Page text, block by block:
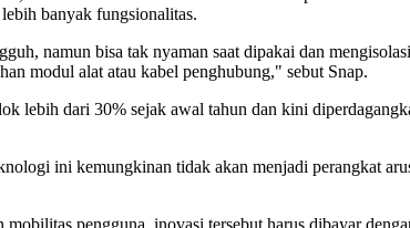
banyak fungsionalitas.
namun bisa tak nyaman saat dipakai dan
modul alat atau kabel penghubung," sebut Snap.
lebih dari 30% sejak awal tahun dan kini
ini kemungkinan tidak akan menjadi perangkat
pengguna, inovasi tersebut harus dibayar